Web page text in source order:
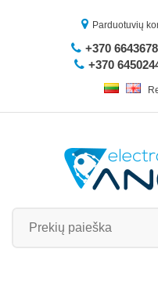
Parduotuvių
+370
+370